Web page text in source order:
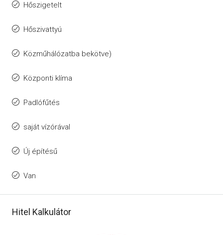
Hőszigetelt
Hőszivattyú
Közműhálózatba bekötve)
Központi klíma
Padlófűtés
saját vízórával
Új építésű
Van
Hitel Kalkulátor